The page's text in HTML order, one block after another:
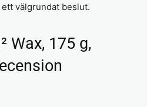
välgrundat beslut.
Wax, 175 g,